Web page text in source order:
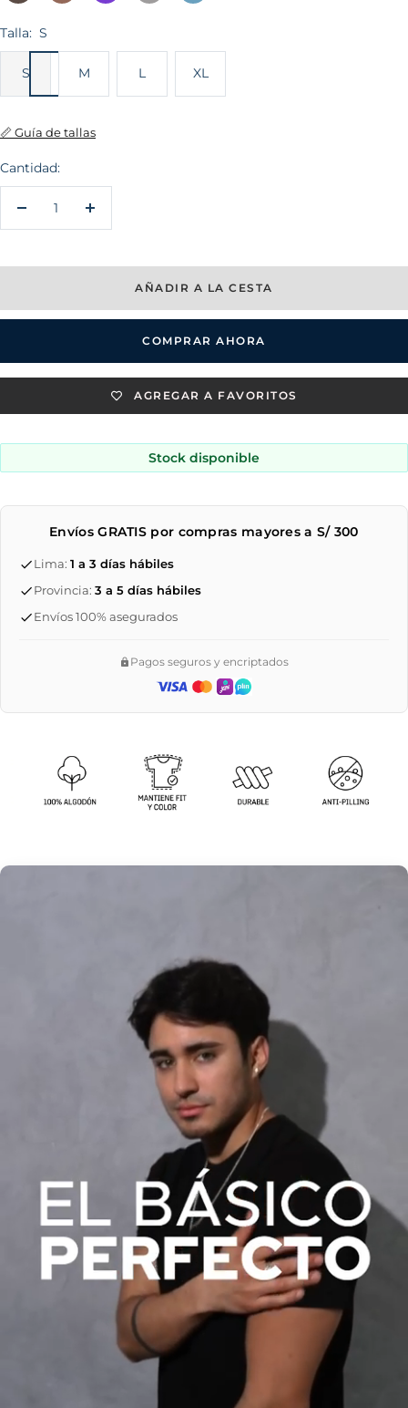
Gris
Talla: S
S M L XL
📏 Guía de tallas
Cantidad:
Decrecer
Aumentar
AÑADIR A LA CESTA
COMPRAR AHORA
AGREGAR A FAVORITOS
Stock disponible
Envíos GRATIS por compras mayores a S/ 300
Lima: 1 a 3 días hábiles
Provincia: 3 a 5 días hábiles
Envíos 100% asegurados
Pagos seguros y encriptados